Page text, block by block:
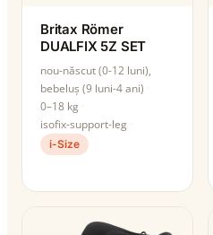
Britax Römer
DUALFIX 5Z SET
nou-născut (0-12 luni),
bebeluș (9 luni-4 ani)
0–18 kg
isofix-support-leg
i-Size